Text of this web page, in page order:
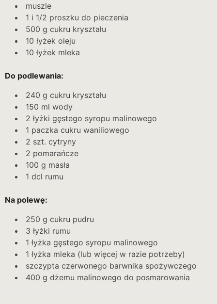
muszle
1 i 1/2 proszku do pieczenia
500 g cukru kryształu
10 łyżek oleju
10 łyżek mleka
Do podlewania:
240 g cukru kryształu
150 ml wody
2 łyżki gęstego syropu malinowego
1 paczka cukru waniliowego
2 szt. cytryny
2 pomarańcze
100 g masła
1 dcl rumu
Na polewę:
250 g cukru pudru
3 łyżki rumu
1 łyżka gęstego syropu malinowego
1 łyżka mleka (lub więcej w razie potrzeby)
szczypta czerwonego barwnika spożywczego
400 g dżemu malinowego do posmarowania